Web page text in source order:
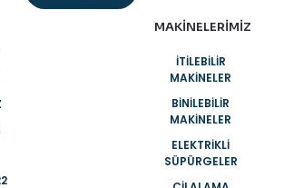
MAKİNELERİMİZ
İTİLEBİLİR
MAKİNELER
BİNİLEBİLİR
MAKİNELER
ELEKTRİKLİ
SÜPÜRGELER